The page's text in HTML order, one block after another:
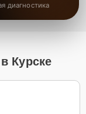
диагностика
Курске